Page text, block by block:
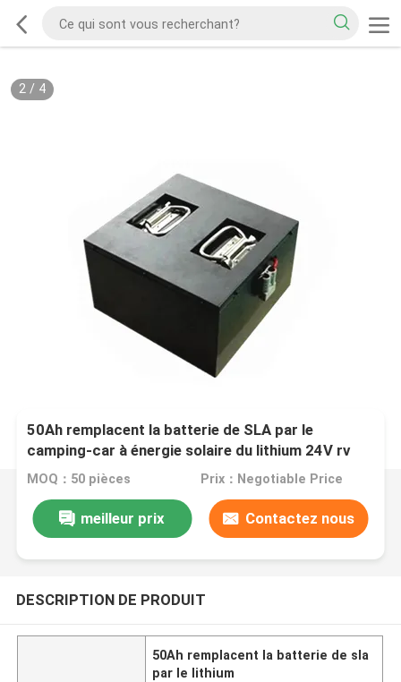
2/ 4
50Ah remplacent la batterie de SLA par le
camping-car à énergie solaire du lithium 24V rv
Marrine LifePO4
MOQ：50 pièces Prix：Negotiable Price
meilleur prix Contactez nous
DESCRIPTION DE PRODUIT
50Ah remplacent la batterie de sla
par le lithium